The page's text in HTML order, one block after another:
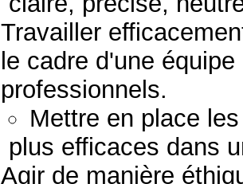
Travailler
le cadre d'une
professionnels.
Mettre en place
plus efficaces dans
Agir de manière